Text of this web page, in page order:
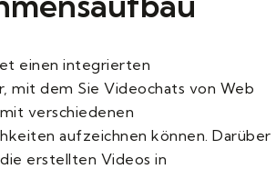
einen integrierten
mit dem Sie Videochats von Web
verschiedenen
aufzeichnen können. Darüber
erstellten Videos in